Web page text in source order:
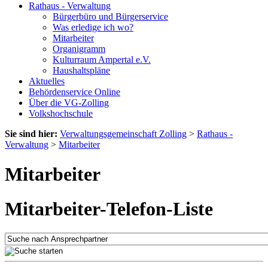
Rathaus - Verwaltung
Bürgerbüro und Bürgerservice
Was erledige ich wo?
Mitarbeiter
Organigramm
Kulturraum Ampertal e.V.
Haushaltspläne
Aktuelles
Behördenservice Online
Über die VG-Zolling
Volkshochschule
Sie sind hier: Verwaltungsgemeinschaft Zolling > Rathaus -
Verwaltung > Mitarbeiter
Mitarbeiter
Mitarbeiter-Telefon-Liste